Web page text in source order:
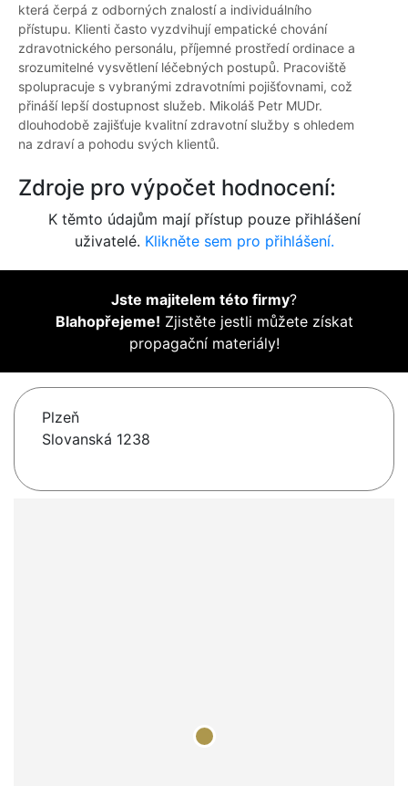
která čerpá z odborných znalostí a individuálního
přístupu. Klienti často vyzdvihují empatické chování
zdravotnického personálu, příjemné prostředí ordinace a
srozumitelné vysvětlení léčebných postupů. Pracoviště
spolupracuje s vybranými zdravotními pojišťovnami, což
přináší lepší dostupnost služeb. Mikoláš Petr MUDr.
dlouhodobě zajišťuje kvalitní zdravotní služby s ohledem
na zdraví a pohodu svých klientů.
Zdroje pro výpočet hodnocení:
K těmto údajům mají přístup pouze přihlášení
uživatelé. Klikněte sem pro přihlášení.
Jste majitelem této firmy?
Blahopřejeme! Zjistěte jestli můžete získat
propagační materiály!
Plzeň
Slovanská 1238